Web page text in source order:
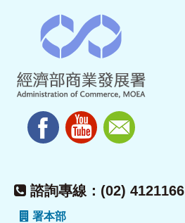
諮詢專線：(02) 4121166
署本部